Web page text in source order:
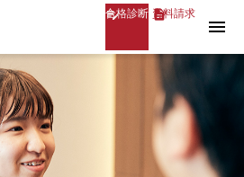
合格診断 資料請求
menu
2018年度